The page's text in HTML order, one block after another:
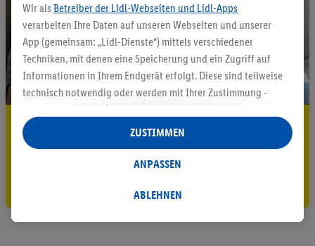
5.95 € Versand sparen³²ᵃ
Jetzt zum Newsletter anmelden
Wir als Betreiber der Lidl-Webseiten und Lidl-Apps
verarbeiten Ihre Daten auf unseren Webseiten und unserer
App (gemeinsam: „Lidl-Dienste“) mittels verschiedener
Techniken, mit denen eine Speicherung und ein Zugriff auf
Informationen in Ihrem Endgerät erfolgt. Diese sind teilweise
technisch notwendig oder werden mit Ihrer Zustimmung -
auch durch Partner (u.a.
Verantwortliche; im Zusammenhang mit dem IAB TCF
insgesamt
Statistik-Erstellung oder für personalisierte Werbung
Datenverarbeitungen für personalisierte Werbung werden
ABLEHNEN
ANPASSEN
ZUSTIMMEN